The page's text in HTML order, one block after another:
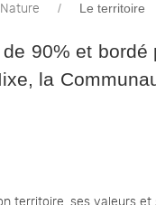
Le territoire
90% et
la
territoire, ses valeurs